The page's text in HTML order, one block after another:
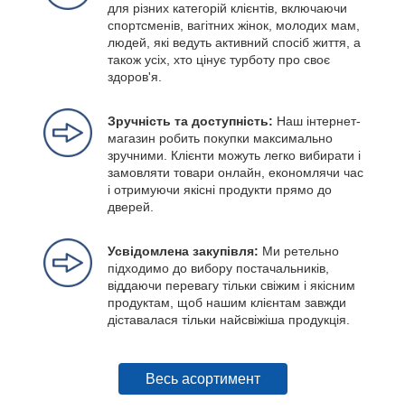
для різних категорій клієнтів, включаючи
спортсменів, вагітних жінок, молодих мам,
людей, які ведуть активний спосіб життя, а
також усіх, хто цінує турботу про своє
здоров'я.
Зручність та доступність: Наш інтернет-
магазин робить покупки максимально
зручними. Клієнти можуть легко вибирати і
замовляти товари онлайн, економлячи час
і отримуючи якісні продукти прямо до
дверей.
Усвідомлена закупівля: Ми ретельно
підходимо до вибору постачальників,
віддаючи перевагу тільки свіжим і якісним
продуктам, щоб нашим клієнтам завжди
діставалася тільки найсвіжіша продукція.
Весь асортимент